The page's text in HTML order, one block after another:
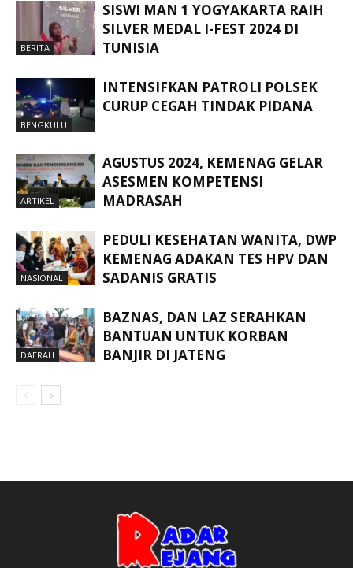
BERITA
SISWI MAN 1 YOGYAKARTA RAIH
SILVER MEDAL I-FEST 2024 DI
TUNISIA
BENGKULU
INTENSIFKAN PATROLI POLSEK
CURUP CEGAH TINDAK PIDANA
ARTIKEL
AGUSTUS 2024, KEMENAG GELAR
ASESMEN KOMPETENSI
MADRASAH
NASIONAL
PEDULI KESEHATAN WANITA, DWP
KEMENAG ADAKAN TES HPV DAN
SADANIS GRATIS
DAERAH
BAZNAS, DAN LAZ SERAHKAN
BANTUAN UNTUK KORBAN
BANJIR DI JATENG